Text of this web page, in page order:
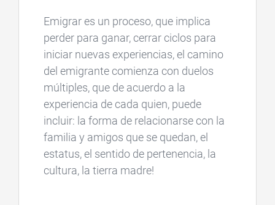
Emigrar es un proceso, que implica
perder para ganar, cerrar ciclos para
iniciar nuevas experiencias, el camino
del emigrante comienza con duelos
múltiples, que de acuerdo a la
experiencia de cada quien, puede
incluir: la forma de relacionarse con la
familia y amigos que se quedan, el
estatus, el sentido de pertenencia, la
cultura, la tierra madre!